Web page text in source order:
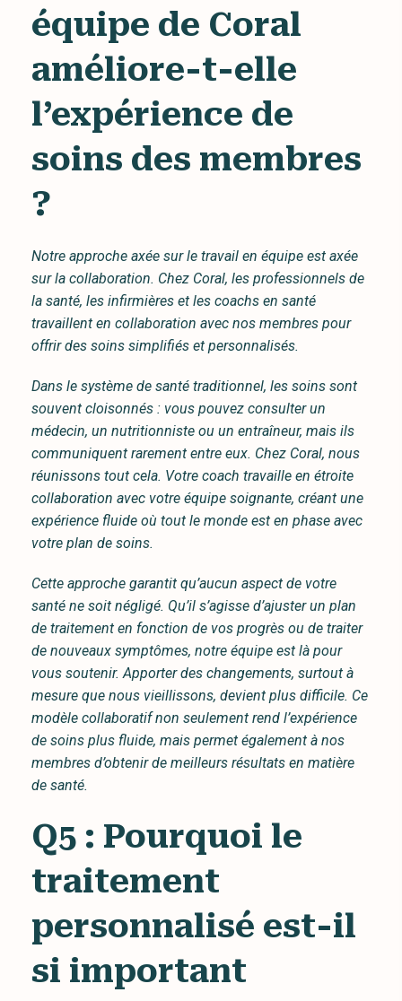
équipe de Coral
améliore-t-elle
l’expérience de
soins des membres
?
Notre approche axée sur le travail en équipe est axée
sur la collaboration. Chez Coral, les professionnels de
la santé, les infirmières et les coachs en santé
travaillent en collaboration avec nos membres pour
offrir des soins simplifiés et personnalisés.
Dans le système de santé traditionnel, les soins sont
souvent cloisonnés : vous pouvez consulter un
médecin, un nutritionniste ou un entraîneur, mais ils
communiquent rarement entre eux. Chez Coral, nous
réunissons tout cela. Votre coach travaille en étroite
collaboration avec votre équipe soignante, créant une
expérience fluide où tout le monde est en phase avec
votre plan de soins.
Cette approche garantit qu’aucun aspect de votre
santé ne soit négligé. Qu’il s’agisse d’ajuster un plan
de traitement en fonction de vos progrès ou de traiter
de nouveaux symptômes, notre équipe est là pour
vous soutenir. Apporter des changements, surtout à
mesure que nous vieillissons, devient plus difficile. Ce
modèle collaboratif non seulement rend l’expérience
de soins plus fluide, mais permet également à nos
membres d’obtenir de meilleurs résultats en matière
de santé.
Q5 : Pourquoi le
traitement
personnalisé est-il
si important